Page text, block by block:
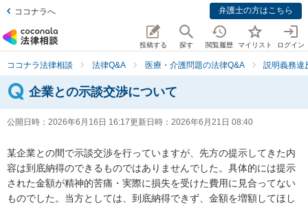
ココナラへ 弁護士の方はこちら
投稿する 探す 閲覧履歴 マイリスト ログイン
ココナラ法律相談 法律Q&A 医療・介護問題の法律Q&A 説明義務違
企業との示談交渉について
公開日時： 2026年6月16日 16:17更新日時： 2026年6月21日 08:40
某企業との間で示談交渉を行っていますが、先方の提示してきた内
容は到底納得のできるものではありませんでした。具体的には提示
された金額が精神的苦痛・実際に損失を受けた費用に見合ってない
ものでした。当方としては、到底納得できず、金額を増額してほし